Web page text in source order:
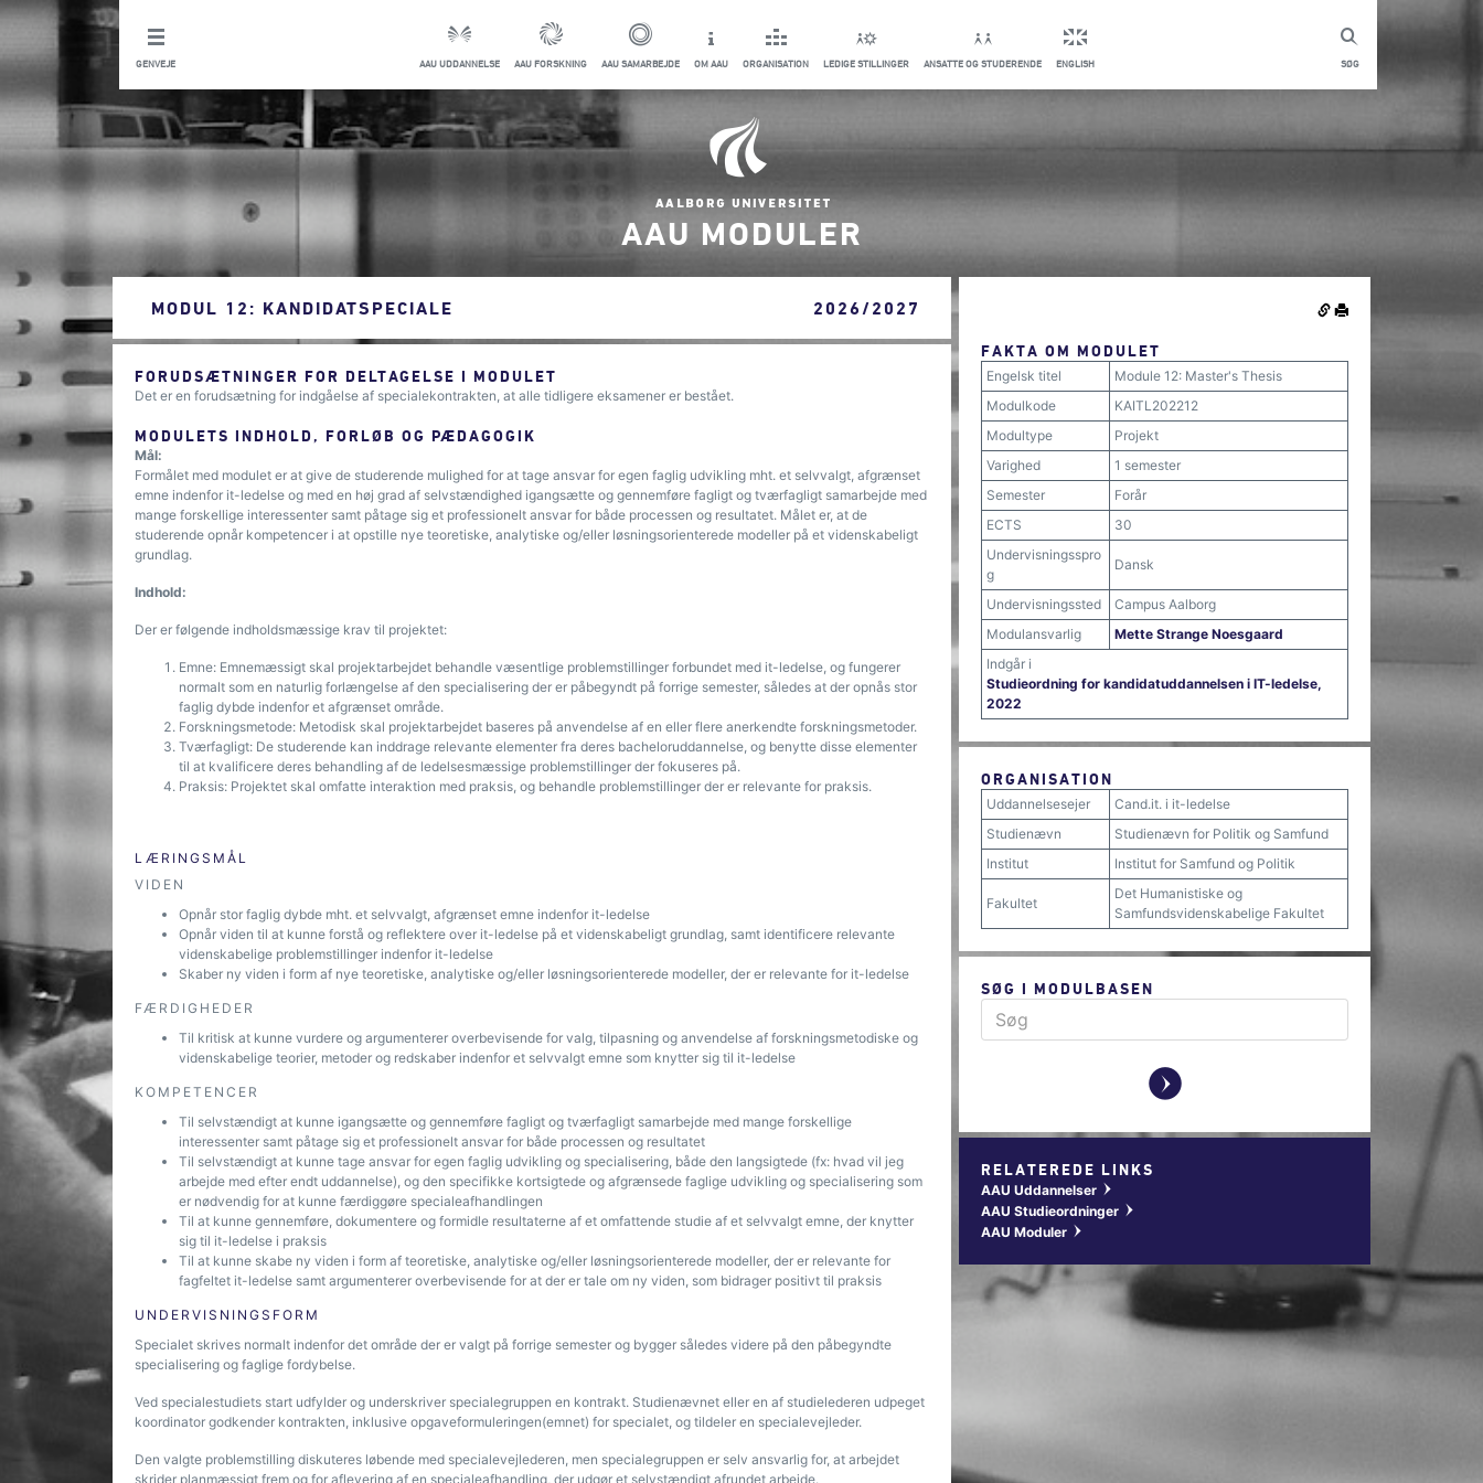
SØG
GENVEJE AAU UDDANNELSE AAU FORSKNING AAU SAMARBEJDE OM AAU ORGANISATION LEDIGE STILLINGER ANSATTE OG STUDERENDE ENGLISH
AAU MODULER
MODUL 12: KANDIDATSPECIALE 2026/2027
FORUDSÆTNINGER FOR DELTAGELSE I MODULET
Det er en forudsætning for indgåelse af specialekontrakten, at alle tidligere eksamener er bestået.
MODULETS INDHOLD, FORLØB OG PÆDAGOGIK
Mål:
Formålet med modulet er at give de studerende mulighed for at tage ansvar for egen faglig udvikling mht. et selvvalgt, afgrænset
emne indenfor it-ledelse og med en høj grad af selvstændighed igangsætte og gennemføre fagligt og tværfagligt samarbejde med
mange forskellige interessenter samt påtage sig et professionelt ansvar for både processen og resultatet. Målet er, at de
studerende opnår kompetencer i at opstille nye teoretiske, analytiske og/eller løsningsorienterede modeller på et videnskabeligt
grundlag.
Indhold:
Der er følgende indholdsmæssige krav til projektet:
Emne: Emnemæssigt skal projektarbejdet behandle væsentlige problemstillinger forbundet med it-ledelse, og fungerer
normalt som en naturlig forlængelse af den specialisering der er påbegyndt på forrige semester, således at der opnås stor
faglig dybde indenfor et afgrænset område.
Forskningsmetode: Metodisk skal projektarbejdet baseres på anvendelse af en eller flere anerkendte forskningsmetoder.
Tværfagligt: De studerende kan inddrage relevante elementer fra deres bacheloruddannelse, og benytte disse elementer
til at kvalificere deres behandling af de ledelsesmæssige problemstillinger der fokuseres på.
Praksis: Projektet skal omfatte interaktion med praksis, og behandle problemstillinger der er relevante for praksis.
LÆRINGSMÅL
VIDEN
Opnår stor faglig dybde mht. et selvvalgt, afgrænset emne indenfor it-ledelse
Opnår viden til at kunne forstå og reflektere over it-ledelse på et videnskabeligt grundlag, samt identificere relevante
videnskabelige problemstillinger indenfor it-ledelse
Skaber ny viden i form af nye teoretiske, analytiske og/eller løsningsorienterede modeller, der er relevante for it-ledelse
FÆRDIGHEDER
Til kritisk at kunne vurdere og argumenterer overbevisende for valg, tilpasning og anvendelse af forskningsmetodiske og
videnskabelige teorier, metoder og redskaber indenfor et selvvalgt emne som knytter sig til it-ledelse
KOMPETENCER
Til selvstændigt at kunne igangsætte og gennemføre fagligt og tværfagligt samarbejde med mange forskellige
interessenter samt påtage sig et professionelt ansvar for både processen og resultatet
Til selvstændigt at kunne tage ansvar for egen faglig udvikling og specialisering, både den langsigtede (fx: hvad vil jeg
arbejde med efter endt uddannelse), og den specifikke kortsigtede og afgrænsede faglige udvikling og specialisering som
er nødvendig for at kunne færdiggøre specialeafhandlingen
Til at kunne gennemføre, dokumentere og formidle resultaterne af et omfattende studie af et selvvalgt emne, der knytter
sig til it-ledelse i praksis
Til at kunne skabe ny viden i form af teoretiske, analytiske og/eller løsningsorienterede modeller, der er relevante for
fagfeltet it-ledelse samt argumenterer overbevisende for at der er tale om ny viden, som bidrager positivt til praksis
UNDERVISNINGSFORM
Specialet skrives normalt indenfor det område der er valgt på forrige semester og bygger således videre på den påbegyndte
specialisering og faglige fordybelse.
Ved specialestudiets start udfylder og underskriver specialegruppen en kontrakt. Studienævnet eller en af studielederen udpeget
koordinator godkender kontrakten, inklusive opgaveformuleringen(emnet) for specialet, og tildeler en specialevejleder.
Den valgte problemstilling diskuteres løbende med specialevejlederen, men specialegruppen er selv ansvarlig for, at arbejdet
skrider planmæssigt frem og for aflevering af en specialeafhandling, der udgør et selvstændigt afrundet arbejde.
FAKTA OM MODULET
Engelsk titel
Module 12: Master's Thesis
Modulkode
KAITL202212
Modultype
Projekt
Varighed
1 semester
Semester
Forår
ECTS
30
Undervisningsspro
g
Dansk
Undervisningssted
Campus Aalborg
Modulansvarlig
Mette Strange Noesgaard
Indgår i
Studieordning for kandidatuddannelsen i IT-ledelse,
2022
ORGANISATION
Uddannelsesejer
Cand.it. i it-ledelse
Studienævn
Studienævn for Politik og Samfund
Institut
Institut for Samfund og Politik
Fakultet
Det Humanistiske og
Samfundsvidenskabelige Fakultet
SØG I MODULBASEN
y
RELATEREDE LINKS
AAU Uddannelser w
AAU Studieordninger w
AAU Moduler w